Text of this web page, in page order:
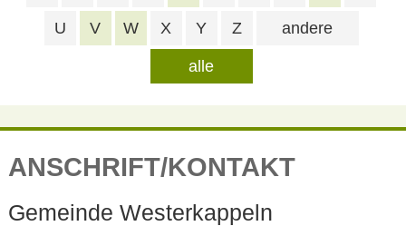
alle
U V W X Y Z andere
ANSCHRIFT/KONTAKT
Gemeinde Westerkappeln